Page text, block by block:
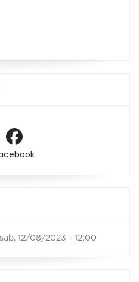
sab, 12/08/2023 - 12:00